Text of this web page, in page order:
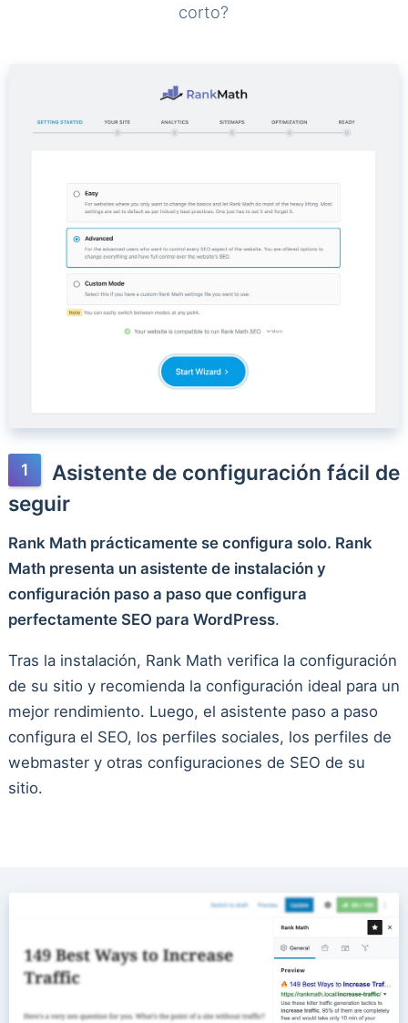
corto?
Asistente de configuración fácil de
seguir
Rank Math prácticamente se configura solo. Rank
Math presenta un asistente de instalación y
configuración paso a paso que configura
perfectamente SEO para WordPress.
Tras la instalación, Rank Math verifica la configuración
de su sitio y recomienda la configuración ideal para un
mejor rendimiento. Luego, el asistente paso a paso
configura el SEO, los perfiles sociales, los perfiles de
webmaster y otras configuraciones de SEO de su
sitio.